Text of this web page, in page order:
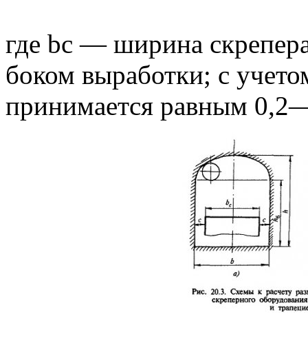
где bс — ширина
боком выработки; с
принимается равным